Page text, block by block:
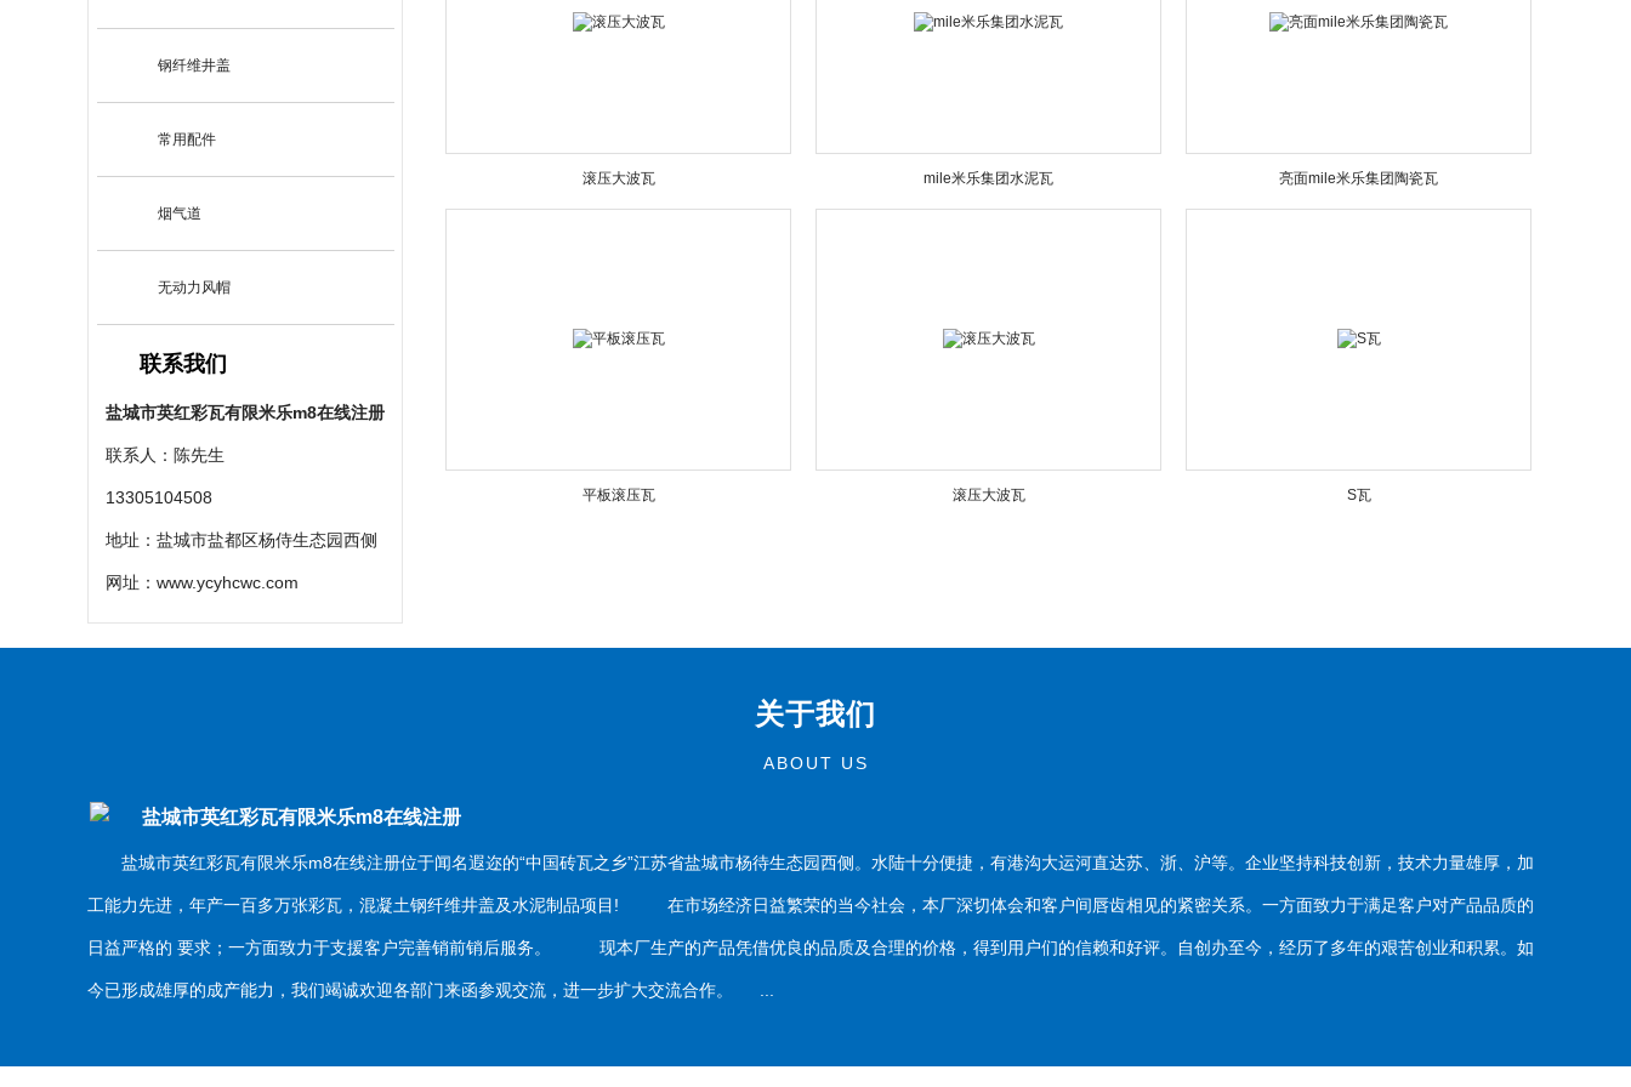
钢纤维井盖
常用配件
烟气道
无动力风帽
联系我们
盐城市英红彩瓦有限米乐m8在线注册
联系人：陈先生
13305104508
地址：盐城市盐都区杨侍生态园西侧
网址： www.ycyhcwc.com
滚压大波瓦 mile米乐集团水泥瓦 亮面mile米乐集团陶瓷瓦
平板滚压瓦 滚压大波瓦 S瓦
关于我们
ABOUT US
盐城市英红彩瓦有限米乐m8在线注册
盐城市英红彩瓦有限米乐m8在线注册位于闻名遐迩的“中国砖瓦之乡”江苏省盐城市杨待生态园西侧。水陆十分便捷，有港沟大运河直达苏、浙、沪等。企业坚持科技创新，技术力量雄厚，加
工能力先进，年产一百多万张彩瓦，混凝土钢纤维井盖及水泥制品项目! 在市场经济日益繁荣的当今社会，本厂深切体会和客户间唇齿相见的紧密关系。一方面致力于满足客户对产品品质的
日益严格的 要求；一方面致力于支援客户完善销前销后服务。 现本厂生产的产品凭借优良的品质及合理的价格，得到用户们的信赖和好评。自创办至今，经历了多年的艰苦创业和积累。如
今已形成雄厚的成产能力，我们竭诚欢迎各部门来函参观交流，进一步扩大交流合作。 ...